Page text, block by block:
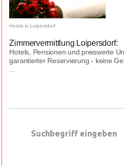
Hotels in Loipersdorf
Zimmervermittlung Loipersdorf:
Hotels, Pensionen und preiswerte
garantierter Reservierung - keine